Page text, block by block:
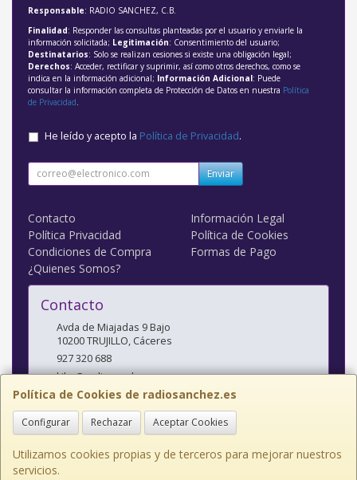
Política de Cookies de radiosanchez.es
Configurar Rechazar Aceptar Cookies
Utilizamos cookies propias y de terceros para mejorar nuestros
servicios.
Responsable: RADIO SANCHEZ, C.B.
Finalidad: Responder las consultas planteadas por el usuario y enviarle la
información solicitada; Legitimación: Consentimiento del usuario;
Destinatarios: Solo se realizan cesiones si existe una obligación legal;
Derechos: Acceder, rectificar y suprimir, así como otros derechos, como se
indica en la información adicional; Información Adicional: Puede
consultar la información completa de Protección de Datos en nuestra Política
de Privacidad
He leído y acepto la Política de Privacidad.
Enviar
Contacto
Información Legal
Política Privacidad
Política de Cookies
Condiciones de Compra
Formas de Pago
¿Quienes Somos?
Contacto
Avda de Miajadas 9 Bajo
10200TRUJILLO, Cáceres
927 320 688
kiko@radiosanchez.com
Horario
Mañanas: 9,30 - 2 Tardes: 5 - 8,30